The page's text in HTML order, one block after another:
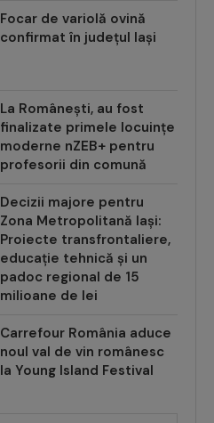
Focar de variolă ovină
confirmat în județul Iași
La Românești, au fost
finalizate primele locuințe
moderne nZEB+ pentru
profesorii din comună
Decizii majore pentru
Zona Metropolitană Iași:
Proiecte transfrontaliere,
educație tehnică și un
padoc regional de 15
milioane de lei
Carrefour România aduce
noul val de vin românesc
la Young Island Festival